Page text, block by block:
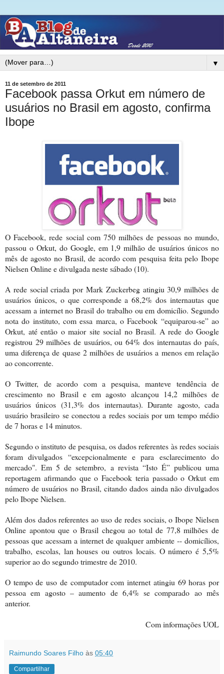
▼
11 de setembro de 2011
Facebook passa Orkut em número de
usuários no Brasil em agosto, confirma
Ibope
O Facebook, rede social com 750 milhões de pessoas no mundo,
passou o Orkut, do Google, em 1,9 milhão de usuários únicos no
mês de agosto no Brasil, de acordo com pesquisa feita pelo Ibope
Nielsen Online e divulgada neste sábado (10).
A rede social criada por Mark Zuckerbeg atingiu 30,9 milhões de
usuários únicos, o que corresponde a 68,2% dos internautas que
acessam a internet no Brasil do trabalho ouem domicílio. Segundo
nota do instituto, com essa marca, o Facebook “equiparou-se” ao
Orkut, até então o maior site social no Brasil. A rede do Google
registrou 29 milhões de usuários, ou 64% dos internautas do país,
uma diferença de quase 2 milhões de usuários a menos em relação
ao concorrente.
O Twitter, de acordo com a pesquisa, manteve tendência de
crescimento no Brasil e em agosto alcançou 14,2 milhões de
usuários únicos (31,3% dos internautas). Durante agosto, cada
usuário brasileiro se conectou a redes sociais por um tempo médio
de 7 horas e 14 minutos.
Segundo o instituto de pesquisa, os dados referentes às redes sociais
foram divulgados “excepcionalmente e para esclarecimento do
mercado". Em 5 de setembro, a revista “Isto É” publicou uma
reportagem afirmando que o Facebook teria passado o Orkut em
número de usuários no Brasil, citando dados ainda não divulgados
pelo Ibope Nielsen.
Além dos dados referentes ao uso de redes sociais, o Ibope Nielsen
Online apontou que o Brasil chegou ao total de 77,8 milhões de
pessoas que acessam a internet de qualquer ambiente -- domicílios,
trabalho, escolas, lan houses ou outros locais. O número é 5,5%
superior ao do segundo trimestre de 2010.
O tempo de uso de computador com internet atingiu 69 horas por
pessoa em agosto – aumento de 6,4% se comparado ao mês
anterior.
Com informações UOL
Raimundo Soares Filho às 05:40
Compartilhar